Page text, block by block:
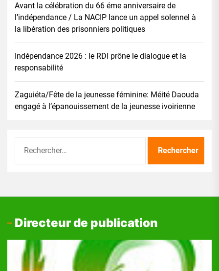
Avant la célébration du 66 éme anniversaire de
l’indépendance / La NACIP lance un appel solennel à
la libération des prisonniers politiques
Indépendance 2026 : le RDI prône le dialogue et la
responsabilité
Zaguiéta/Fête de la jeunesse féminine: Méité Daouda
engagé à l’épanouissement de la jeunesse ivoirienne
Directeur de publication